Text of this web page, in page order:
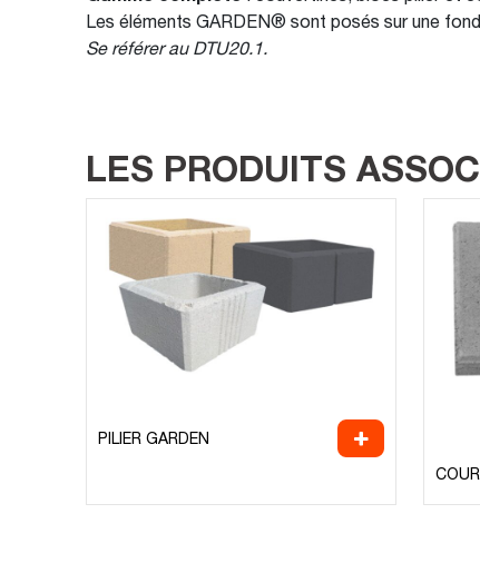
Les éléments GARDEN® sont posés sur une
Se référer au DTU20.1.
LES PRODUITS
PILIER GARDEN